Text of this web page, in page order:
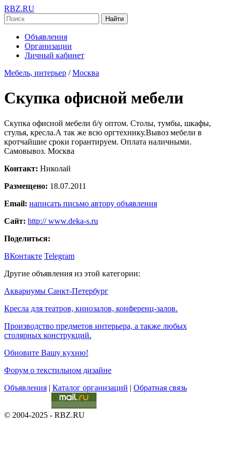
RBZ.RU
Найти
Объявления
Организации
Личный кабинет
Мебель, интерьер / Москва
Скупка офисной мебели
Скупка офисной мебели б/у оптом. Столы, тумбы, шкафы,
стулья, кресла.А так же всю оргтехнику.Вывоз мебели в
кротчайшие сроки горантируем. Оплата наличными.
Самовывоз. Москва
Контакт: Николай
Размещено: 18.07.2011
Email: написать письмо автору объявления
Сайт: http:// www.deka-s.ru
Поделиться:
ВКонтакте Telegram
Другие объявления из этой категории:
Аквариумы Санкт-Петербург
Кресла для театров, кинозалов, конференц-залов.
Производство предметов интерьера, а также любых
столярных конструкций.
Обновите Вашу кухню!
Форум о текстильном дизайне
Объявления | Каталог организаций | Обратная связь
© 2004-2025 - RBZ.RU